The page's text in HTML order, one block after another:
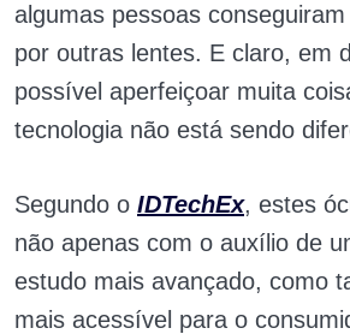
algumas pessoas
por outras lentes. E claro, em
possível aperfeiçoar muita
tecnologia não está sendo
Segundo o IDTechEx, estes
não apenas com o auxílio de
estudo mais avançado, como
mais acessível para o